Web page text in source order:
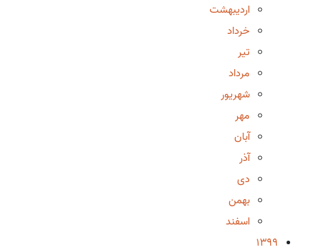
اردیبهشت
خرداد
تیر
مرداد
شهریور
مهر
آبان
آذر
دی
بهمن
اسفند
1399